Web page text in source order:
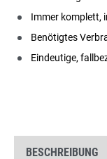
Immer komplett,
Benötigtes
Eindeutige,
BESCHREIBUNG